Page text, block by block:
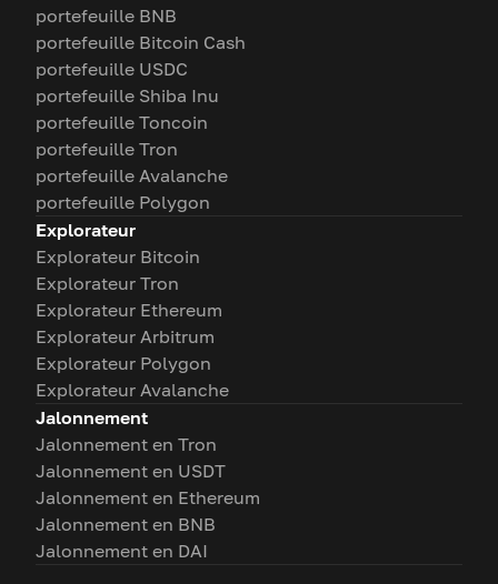
portefeuille BNB
portefeuille Bitcoin Cash
portefeuille USDC
portefeuille Shiba Inu
portefeuille Toncoin
portefeuille Tron
portefeuille Avalanche
portefeuille Polygon
Explorateur
Explorateur Bitcoin
Explorateur Tron
Explorateur Ethereum
Explorateur Arbitrum
Explorateur Polygon
Explorateur Avalanche
Jalonnement
Jalonnement en Tron
Jalonnement en USDT
Jalonnement en Ethereum
Jalonnement en BNB
Jalonnement en DAI